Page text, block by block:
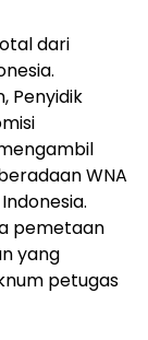
dari
Penyidik
WNA
pemetaan
yang
petugas